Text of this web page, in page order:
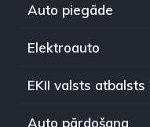
Auto piegāde
Elektroauto
EKII valsts atbalsts
Auto pārdošana